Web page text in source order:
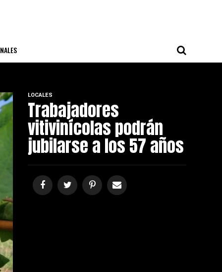
LOCALES
Trabajadores
vitivinícolas podrán
jubilarse a los 57 años